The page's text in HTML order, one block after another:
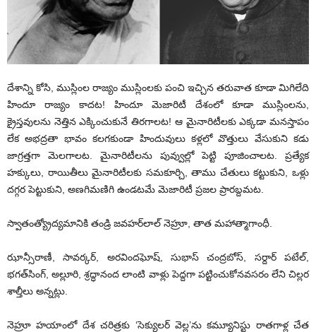
దేశాన్ని కోసి, ముస్లింల రాజ్యం ముస్లింలకు పంచి ఇచ్చిన తరువాత కూడా మిగిలేది
హిందూ రాజ్యం కాదట! హిందూ మెజారిటీ దేశంలో కూడా ముస్లింలను,
క్రైస్తవులను నెత్తిన ఎక్కించుకునే తిరగాలట! ఆ మైనారిటీలకు ఎక్కడా మనస్తాపం
లేక అభద్రతా భావం కలగకుండా హిందువులు కళ్లలో వొత్తులు వేసుకుని కడు
జాగ్రత్తగా మెలగాలట. మైనారిటీలను పువ్వుల్లో పెట్టి పూజించాలట. ప్రత్యేక
హక్కులు, రాయితీలు మైనారిటీలకు సమకూర్చి, తాము చేతులు కట్టుకుని, ఒళ్లు
దగ్గర పెట్టుకుని, అణగిమణిగి ఉండటమే మెజారిటీ ప్రజల ప్రారబ్దమట.
స్వాతంత్య్రోద్యమానికి తండ్రి జవహర్‌లాల్‌ నెహ్రూ, తాత మహాత్మాగాంధీ.
ఝాన్సీరాణీ, సావర్కర్‌, అరవిందఘోష్‌, సుభాస్‌ చంద్రబోస్‌, సర్దార్‌ పటేల్‌,
భగత్‌సింగ్‌, అల్లూరి, శ్రద్ధానంద లాంటి వాళ్లు పెద్దగా పట్టించుకోనవసరం లేని చిల్లర
శాల్తీలు అన్నట్లు.
నెహ్రూ హయాంలో దేశ చరిత్రకు ‘సెక్యులర్‌ వెల్ల’ను కమ్యూనిస్టు రాతగాళ్ల చేత